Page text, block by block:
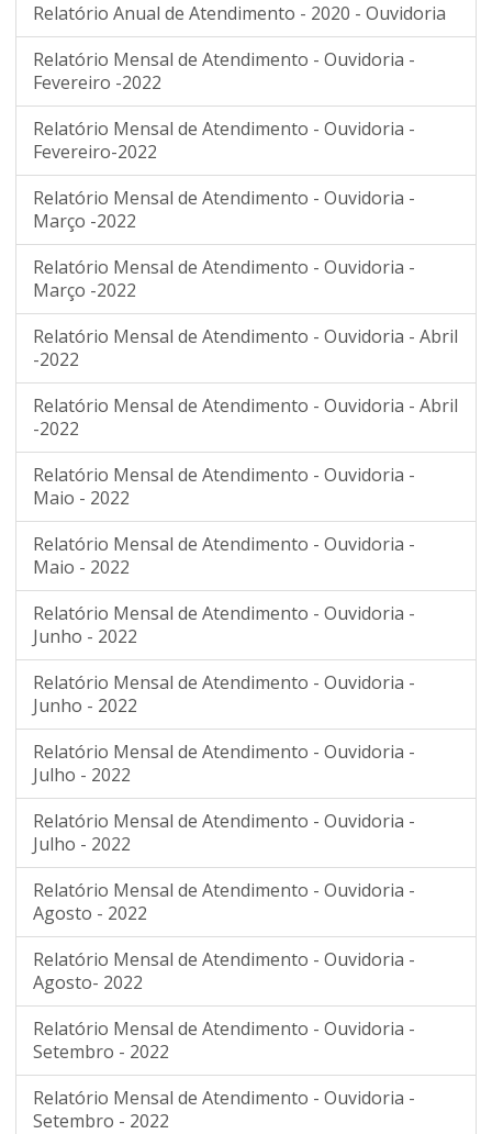
Relatório Anual de Atendimento - 2020 - Ouvidoria
Relatório Mensal de Atendimento - Ouvidoria -
Fevereiro -2022
Relatório Mensal de Atendimento - Ouvidoria -
Fevereiro-2022
Relatório Mensal de Atendimento - Ouvidoria -
Março -2022
Relatório Mensal de Atendimento - Ouvidoria -
Março -2022
Relatório Mensal de Atendimento - Ouvidoria - Abril
-2022
Relatório Mensal de Atendimento - Ouvidoria - Abril
-2022
Relatório Mensal de Atendimento - Ouvidoria -
Maio - 2022
Relatório Mensal de Atendimento - Ouvidoria -
Maio - 2022
Relatório Mensal de Atendimento - Ouvidoria -
Junho - 2022
Relatório Mensal de Atendimento - Ouvidoria -
Junho - 2022
Relatório Mensal de Atendimento - Ouvidoria -
Julho - 2022
Relatório Mensal de Atendimento - Ouvidoria -
Julho - 2022
Relatório Mensal de Atendimento - Ouvidoria -
Agosto - 2022
Relatório Mensal de Atendimento - Ouvidoria -
Agosto- 2022
Relatório Mensal de Atendimento - Ouvidoria -
Setembro - 2022
Relatório Mensal de Atendimento - Ouvidoria -
Setembro - 2022